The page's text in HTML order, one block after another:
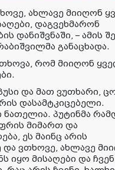
ახლავე მიიღონ
დაგვეხმარონ
დანიშვნაში, – ამის
განაცხადა.
რომ მიიღონ
და მათ ვუთხარი,
დასამტკიცებელი.
პუტინმა
მიმართ და
ეს მაინც არის
და ვთხოვე, ახლავე
იყო მისაღები და ჩვენ